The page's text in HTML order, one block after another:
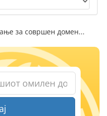
за совршен домен...